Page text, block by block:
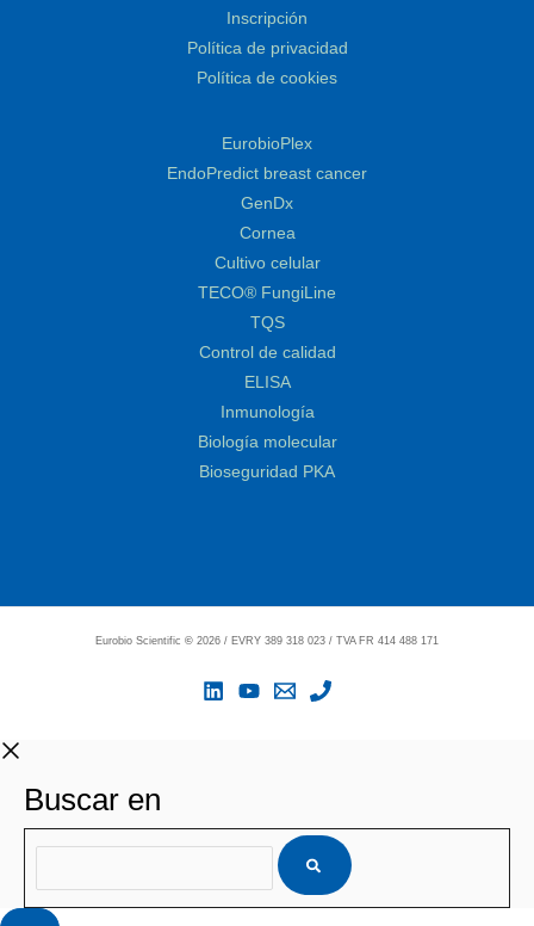
Inscripción
Política de privacidad
Política de cookies
EurobioPlex
EndoPredict breast cancer
GenDx
Cornea
Cultivo celular
TECO® FungiLine
TQS
Control de calidad
ELISA
Inmunología
Biología molecular
Bioseguridad PKA
Eurobio Scientific © 2026 / EVRY 389 318 023 / TVA FR 414 488 171
Buscar en